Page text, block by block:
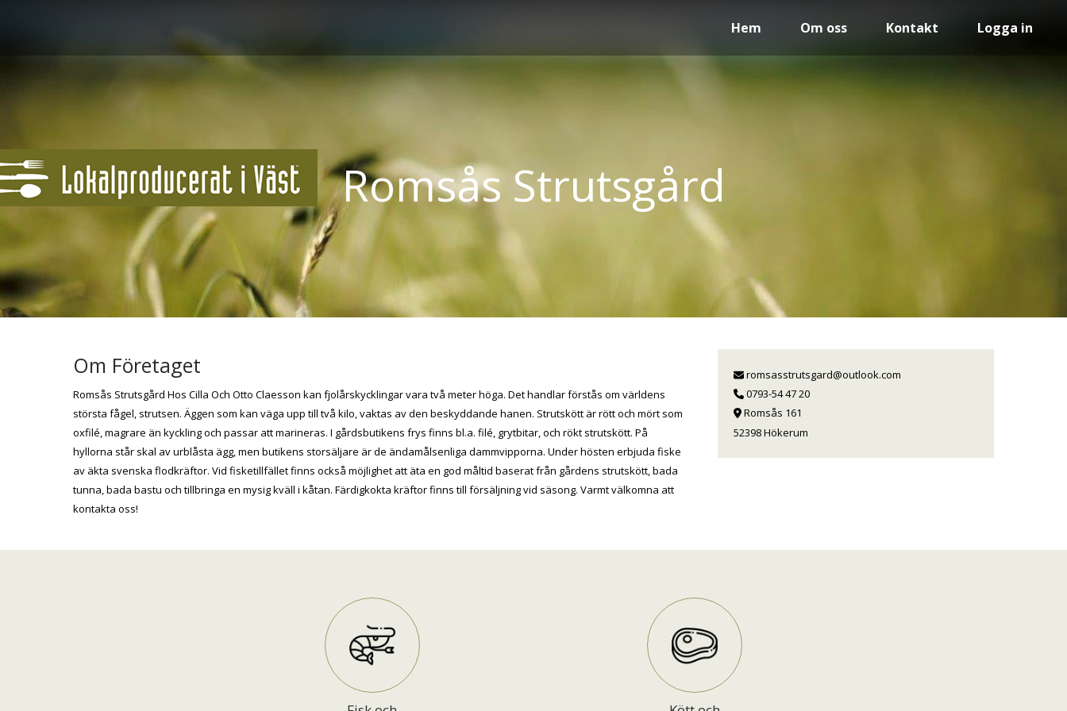
Hem Om oss Kontakt Logga in
Romsås Strutsgård
Om Företaget
Romsås Strutsgård Hos Cilla Och Otto Claesson kan fjolårskycklingar vara två meter höga. Det handlar förstås om världens
största fågel, strutsen. Äggen som kan väga upp till två kilo, vaktas av den beskyddande hanen. Strutskött är rött och mört som
oxfilé, magrare än kyckling och passar att marineras. I gårdsbutikens frys finns bl.a. filé, grytbitar, och rökt strutskött. På
hyllorna står skal av urblåsta ägg, men butikens storsäljare är de ändamålsenliga dammvipporna. Under hösten erbjuda fiske
av äkta svenska flodkräftor. Vid fisketillfället finns också möjlighet att äta en god måltid baserat från gårdens strutskött, bada
tunna, bada bastu och tillbringa en mysig kväll i kåtan. Färdigkokta kräftor finns till försäljning vid säsong. Varmt välkomna att
kontakta oss!
romsasstrutsgard@outlook.com
0793-54 47 20
Romsås 161
52398 Hökerum